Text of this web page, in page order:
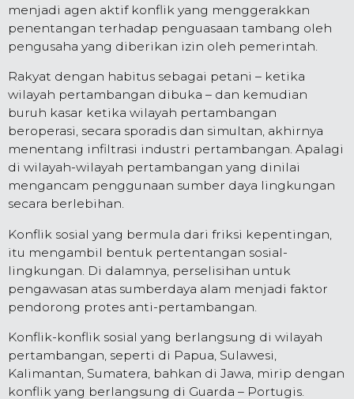
menjadi agen aktif konflik yang menggerakkan
penentangan terhadap penguasaan tambang oleh
pengusaha yang diberikan izin oleh pemerintah.
Rakyat dengan habitus sebagai petani – ketika
wilayah pertambangan dibuka – dan kemudian
buruh kasar ketika wilayah pertambangan
beroperasi, secara sporadis dan simultan, akhirnya
menentang infiltrasi industri pertambangan. Apalagi
di wilayah-wilayah pertambangan yang dinilai
mengancam penggunaan sumber daya lingkungan
secara berlebihan.
Konflik sosial yang bermula dari friksi kepentingan,
itu mengambil bentuk pertentangan sosial-
lingkungan. Di dalamnya, perselisihan untuk
pengawasan atas sumberdaya alam menjadi faktor
pendorong protes anti-pertambangan.
Konflik-konflik sosial yang berlangsung di wilayah
pertambangan, seperti di Papua, Sulawesi,
Kalimantan, Sumatera, bahkan di Jawa, mirip dengan
konflik yang berlangsung di Guarda – Portugis.